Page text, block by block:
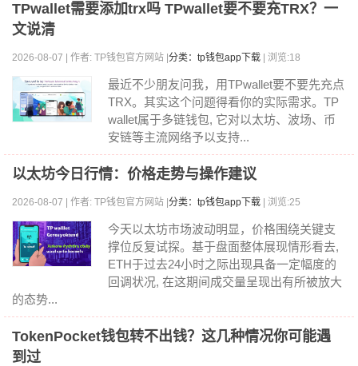
TPwallet需要添加trx吗 TPwallet要不要充TRX？一
文说清
2026-08-07 | 作者: TP钱包官方网站 | 分类：tp钱包app下载 | 浏览:18
最近不少朋友问我，用TPwallet要不要先充点
TRX。其实这个问题得看你的实际需求。TP
wallet属于多链钱包, 它对以太坊、波场、币
安链等主流网络予以支持...
以太坊今日行情：价格走势与操作建议
2026-08-07 | 作者: TP钱包官方网站 | 分类：tp钱包app下载 | 浏览:25
今天以太坊市场波动明显，价格围绕关键支
撑位反复试探。基于盘面整体展现情形看去,
ETH于过去24小时之际出现具备一定幅度的
回调状况, 在这期间成交量呈现出有所被放大
的态势...
TokenPocket钱包转不出钱？这几种情况你可能遇
到过